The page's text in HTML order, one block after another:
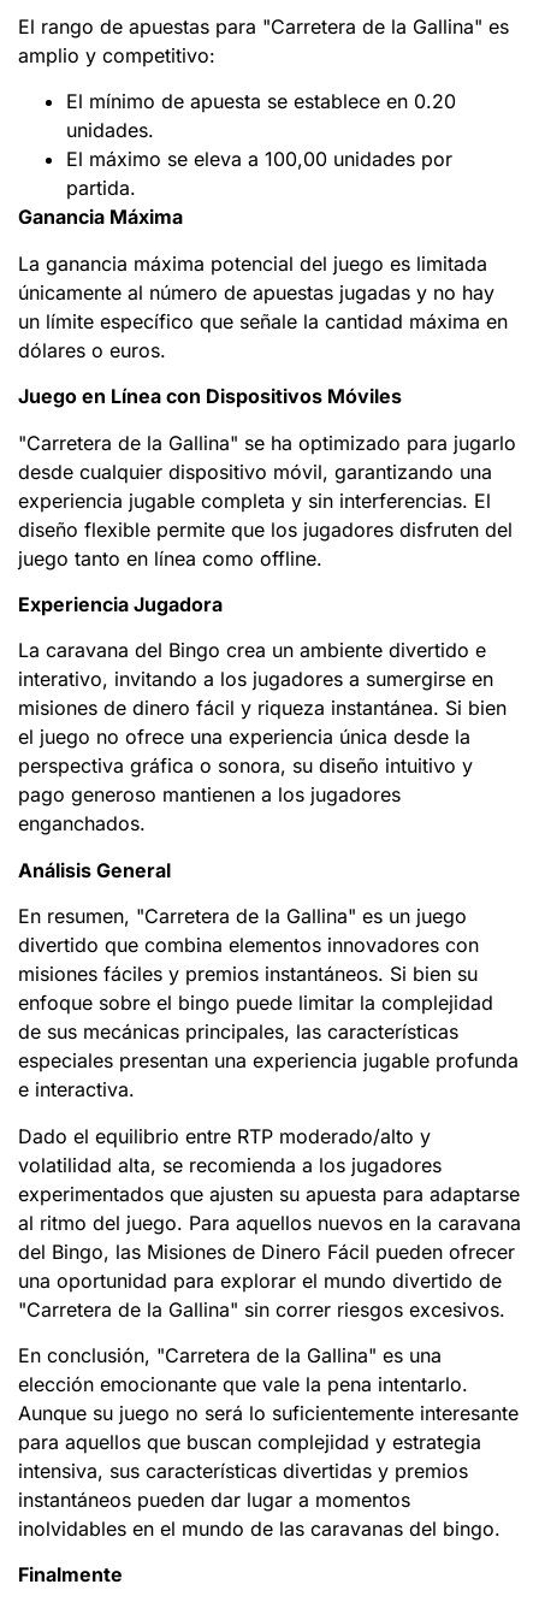
El rango de apuestas para "Carretera de la Gallina" es
amplio y competitivo:
El mínimo de apuesta se establece en 0.20
unidades.
El máximo se eleva a 100,00 unidades por
partida.
Ganancia Máxima
La ganancia máxima potencial del juego es limitada
únicamente al número de apuestas jugadas y no hay
un límite específico que señale la cantidad máxima en
dólares o euros.
Juego en Línea con Dispositivos Móviles
"Carretera de la Gallina" se ha optimizado para jugarlo
desde cualquier dispositivo móvil, garantizando una
experiencia jugable completa y sin interferencias. El
diseño flexible permite que los jugadores disfruten del
juego tanto en línea como offline.
Experiencia Jugadora
La caravana del Bingo crea un ambiente divertido e
interativo, invitando a los jugadores a sumergirse en
misiones de dinero fácil y riqueza instantánea. Si bien
el juego no ofrece una experiencia única desde la
perspectiva gráfica o sonora, su diseño intuitivo y
pago generoso mantienen a los jugadores
enganchados.
Análisis General
En resumen, "Carretera de la Gallina" es un juego
divertido que combina elementos innovadores con
misiones fáciles y premios instantáneos. Si bien su
enfoque sobre el bingo puede limitar la complejidad
de sus mecánicas principales, las características
especiales presentan una experiencia jugable profunda
e interactiva.
Dado el equilibrio entre RTP moderado/alto y
volatilidad alta, se recomienda a los jugadores
experimentados que ajusten su apuesta para adaptarse
al ritmo del juego. Para aquellos nuevos en la caravana
del Bingo, las Misiones de Dinero Fácil pueden ofrecer
una oportunidad para explorar el mundo divertido de
"Carretera de la Gallina" sin correr riesgos excesivos.
En conclusión, "Carretera de la Gallina" es una
elección emocionante que vale la pena intentarlo.
Aunque su juego no será lo suficientemente interesante
para aquellos que buscan complejidad y estrategia
intensiva, sus características divertidas y premios
instantáneos pueden dar lugar a momentos
inolvidables en el mundo de las caravanas del bingo.
Finalmente